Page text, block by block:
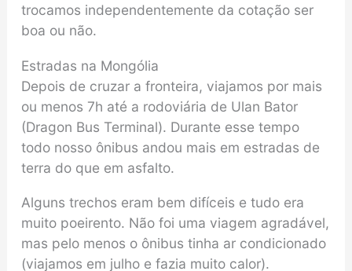
trocamos independentemente da cotação ser
boa ou não.
Estradas na Mongólia
Depois de cruzar a fronteira, viajamos por mais
ou menos 7h até a rodoviária de Ulan Bator
(Dragon Bus Terminal). Durante esse tempo
todo nosso ônibus andou mais em estradas de
terra do que em asfalto.
Alguns trechos eram bem difíceis e tudo era
muito poeirento. Não foi uma viagem agradável,
mas pelo menos o ônibus tinha ar condicionado
(viajamos em julho e fazia muito calor).